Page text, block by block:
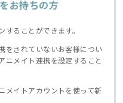
お持ちの方
ることができます。
をされていないお客様につい
ニメイト連携を設定すること
メイトアカウントを使って新